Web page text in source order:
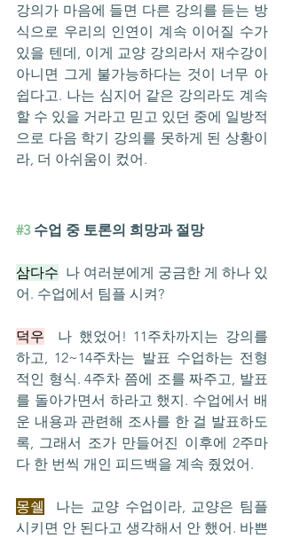
강의가 마음에 들면 다른 강의를 듣는 방
식으로 우리의 인연이 계속 이어질 수가
있을 텐데, 이게 교양 강의라서 재수강이
아니면 그게 불가능하다는 것이 너무 아
쉽다고. 나는 심지어 같은 강의라도 계속
할 수 있을 거라고 믿고 있던 중에 일방적
으로 다음 학기 강의를 못하게 된 상황이
라, 더 아쉬움이 컸어.
#3 수업 중 토론의 희망과 절망
삼다수
  나 여러분에게 궁금한 게 하나 있
어. 수업에서 팀플 시켜?
덕우
  나 했었어! 11주차까지는 강의를
하고, 12~14주차는 발표 수업하는 전형
적인 형식. 4주차 쯤에 조를 짜주고, 발표
를 돌아가면서 하라고 했지. 수업에서 배
운 내용과 관련해 조사를 한 걸 발표하도
록, 그래서 조가 만들어진 이후에 2주마
다 한 번씩 개인 피드백을 계속 줬었어.
몽쉘
  나는 교양 수업이라, 교양은 팀플
시키면 안 된다고 생각해서 안 했어. 바쁜